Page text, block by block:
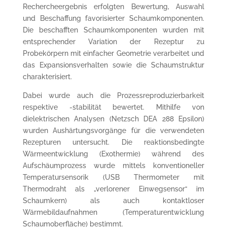
Rechercheergebnis erfolgten Bewertung, Auswahl
und Beschaffung favorisierter Schaumkomponenten.
Die beschafften Schaumkomponenten wurden mit
entsprechender Variation der Rezeptur zu
Probekörpern mit einfacher Geometrie verarbeitet und
das Expansionsverhalten sowie die Schaumstruktur
charakterisiert.
Dabei wurde auch die Prozessreproduzierbarkeit
respektive -stabilität bewertet. Mithilfe von
dielektrischen Analysen (Netzsch DEA 288 Epsilon)
wurden Aushärtungsvorgänge für die verwendeten
Rezepturen untersucht. Die reaktionsbedingte
Wärmeentwicklung (Exothermie) während des
Aufschäumprozess wurde mittels konventioneller
Temperatursensorik (USB Thermometer mit
Thermodraht als „verlorener Einwegsensor“ im
Schaumkern) als auch kontaktloser
Wärmebildaufnahmen (Temperaturentwicklung
Schaumoberfläche) bestimmt.